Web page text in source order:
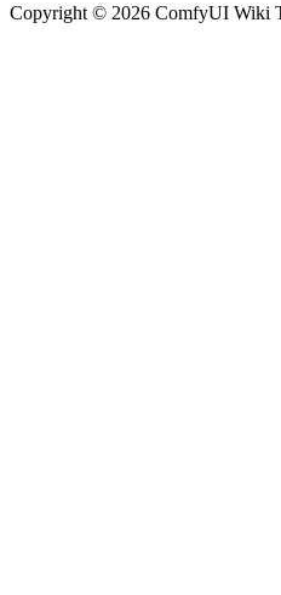
Copyright © 2026 ComfyUI Wiki